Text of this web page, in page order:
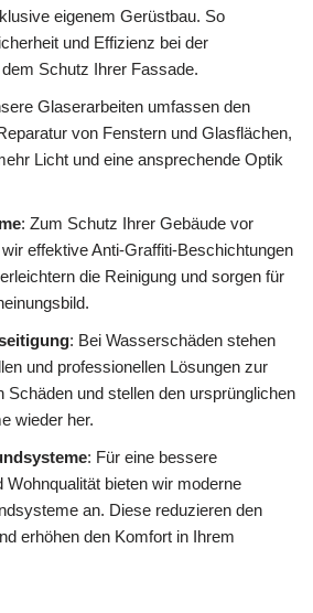
eigenem Gerüstbau. So
und Effizienz bei der
Schutz Ihrer Fassade.
Glaserarbeiten umfassen den
von Fenstern und Glasflächen,
Licht und eine ansprechende Optik
: Zum Schutz Ihrer Gebäude vor
effektive Anti-Graffiti-Beschichtungen
die Reinigung und sorgen für
: Bei Wasserschäden stehen
und professionellen Lösungen zur
Schäden und stellen den ursprünglichen
wieder her.
: Für eine bessere
Wohnqualität bieten wir moderne
an. Diese reduzieren den
erhöhen den Komfort in Ihrem